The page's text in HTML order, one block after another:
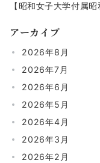
【昭和女子大学付属
アーカイブ
2026年8月
2026年7月
2026年6月
2026年5月
2026年4月
2026年3月
2026年2月